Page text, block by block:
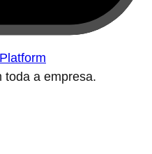
toda a empresa.